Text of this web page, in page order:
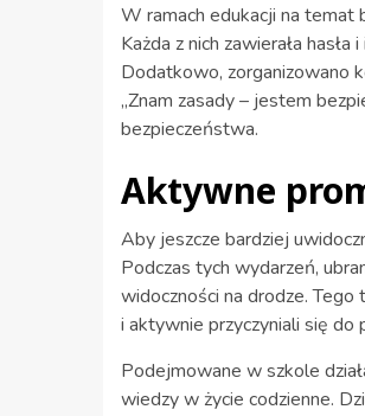
W ramach edukacji na temat
Każda z nich zawierała
Dodatkowo, zorganizowano
„Znam zasady – jestem
bezpieczeństwa.
Aktywne
Aby jeszcze bardziej
Podczas tych wydarzeń,
widoczności na drodze.
i aktywnie przyczyniali się
Podejmowane w szkole
wiedzy w życie codzienne.